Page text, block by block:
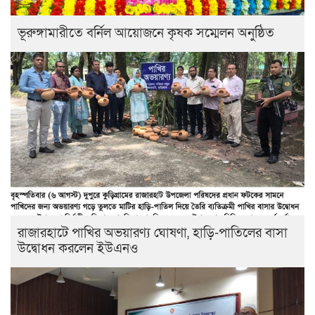
ভূরুঙ্গামারীতে বর্নিল আয়োজনে কৃষক সম্মেলন অনুষ্ঠিত
রাজারহাটে পাখির অভয়ারণ্য ঘোষণা, হাড়ি-পাতিলের বাসা
উদ্বোধন করলেন ইউএনও